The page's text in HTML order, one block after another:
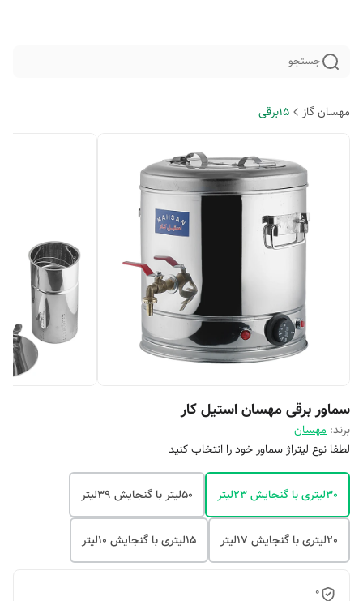
جستجو
مهسان گاز 15برقی
سماور برقی مهسان استیل کار
برند: مهسان
لطفا نوع لیتراژ سماور خود را انتخاب کنید
30لیتری با گنجایش 23لیتر 50لیتر با گنجایش 39لیتر
20لیتری با گنجایش 17لیتر 15لیتری با گنجایش 10لیتر
0